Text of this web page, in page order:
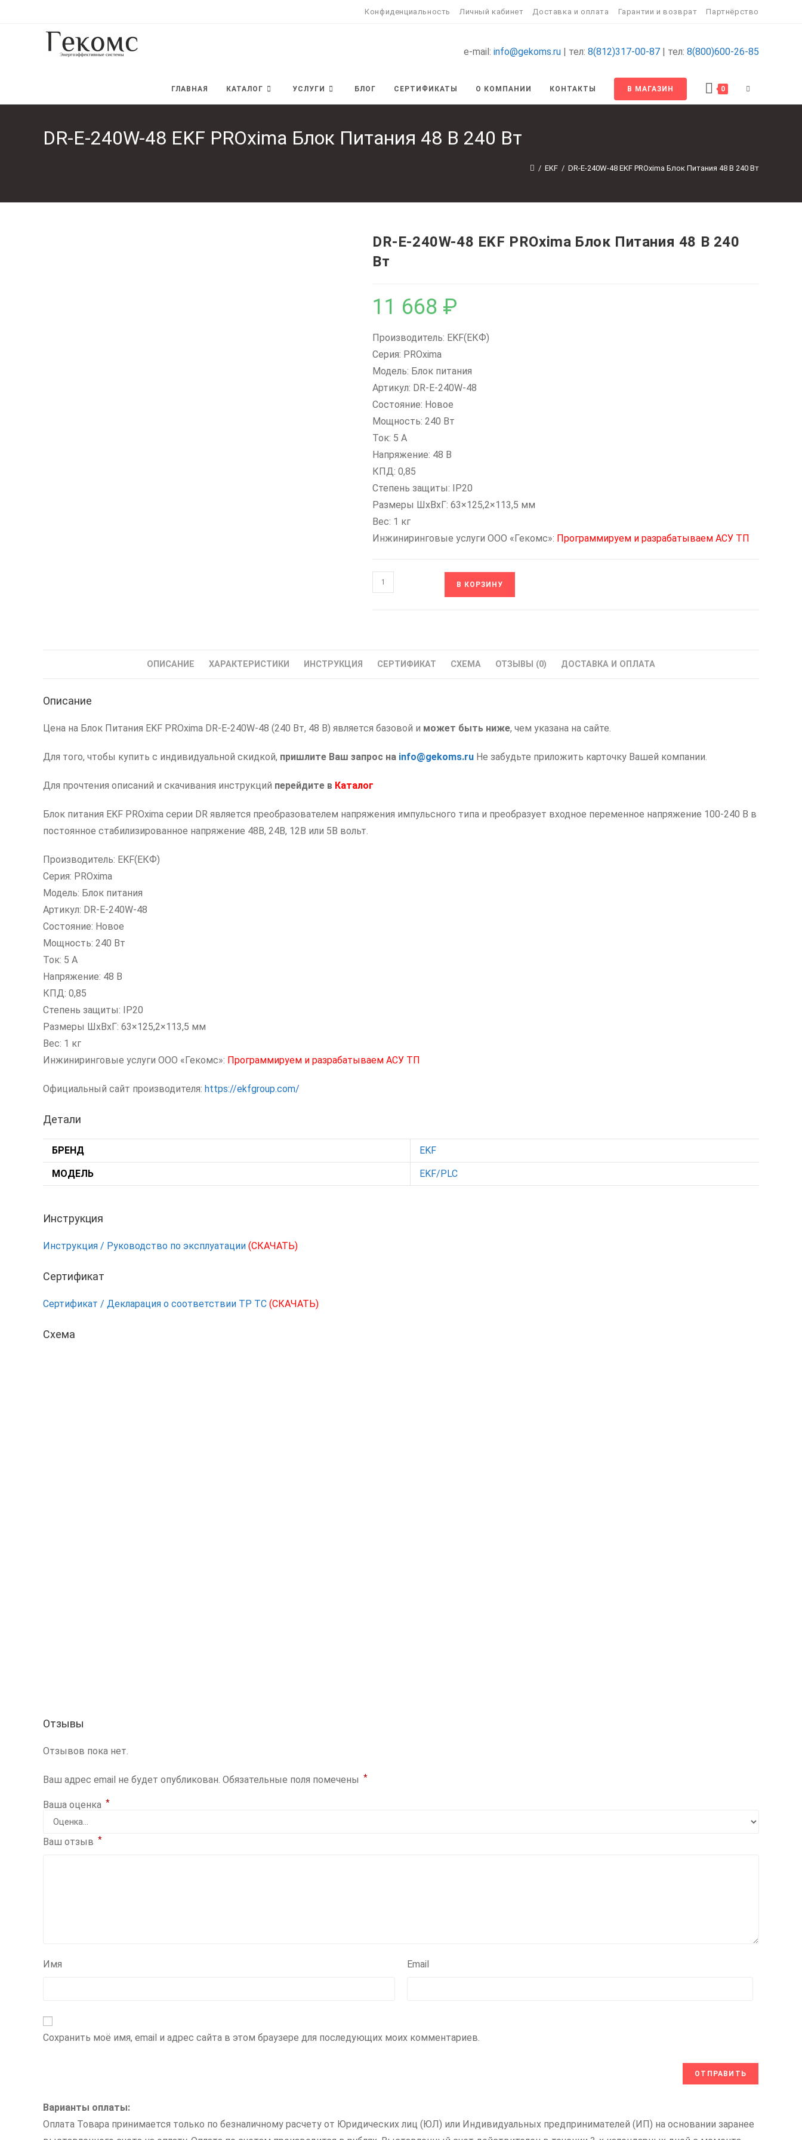
содержимому
Конфиденциальность Личный кабинет Доставка и оплата Гарантии и возврат Партнёрство
e-mail: info@gekoms.ru | тел: 8(812)317-00-87 | тел: 8(800)600-26-85
ГЛАВНАЯ КАТАЛОГ УСЛУГИ БЛОГ СЕРТИФИКАТЫ О КОМПАНИИ КОНТАКТЫ В МАГАЗИН 0
DR-E-240W-48 EKF PROxima Блок Питания 48 В 240 Вт
/ EKF / DR-E-240W-48 EKF PROxima Блок Питания 48 В 240 Вт
DR-E-240W-48 EKF PROxima Блок Питания 48 В 240
Вт
11 668 ₽
Производитель: EKF(ЕКФ)
Серия: PROxima
Модель: Блок питания
Артикул: DR-E-240W-48
Состояние: Новое
Мощность: 240 Вт
Ток: 5 А
Напряжение: 48 В
КПД: 0,85
Степень защиты: IP20
Размеры ШxВxГ: 63×125,2×113,5 мм
Вес: 1 кг
Инжиниринговые услуги ООО «Гекомс»: Программируем и разрабатываем АСУ ТП
Количество
товара
EKF
48
240
В КОРЗИНУ
ОПИСАНИЕ ХАРАКТЕРИСТИКИ ИНСТРУКЦИЯ СЕРТИФИКАТ СХЕМА ОТЗЫВЫ (0) ДОСТАВКА И ОПЛАТА
Описание
Цена на Блок Питания EKF PROxima DR-E-240W-48 (240 Вт, 48 В) является базовой и может быть ниже, чем указана на сайте.
Для того, чтобы купить с индивидуальной скидкой, пришлите Ваш запрос на info@gekoms.ru Не забудьте приложить карточку Вашей компании.
Для прочтения описаний и скачивания инструкций перейдите в Каталог
Блок питания EKF PROxima серии DR является преобразователем напряжения импульсного типа и преобразует входное переменное напряжение 100-240 В в
постоянное стабилизированное напряжение 48В, 24В, 12В или 5В вольт.
Производитель: EKF(ЕКФ)
Серия: PROxima
Модель: Блок питания
Артикул: DR-E-240W-48
Состояние: Новое
Мощность: 240 Вт
Ток: 5 А
Напряжение: 48 В
КПД: 0,85
Степень защиты: IP20
Размеры ШxВxГ: 63×125,2×113,5 мм
Вес: 1 кг
Инжиниринговые услуги ООО «Гекомс»: Программируем и разрабатываем АСУ ТП
Официальный сайт производителя: https://ekfgroup.com/
Детали
БРЕНД EKF
МОДЕЛЬ EKF/PLC
Инструкция
Инструкция / Руководство по эксплуатации (СКАЧАТЬ)
Сертификат
Сертификат / Декларация о соответствии ТР ТС (СКАЧАТЬ)
Схема
Отзывы
Отзывов пока нет.
Ваш адрес email не будет опубликован. Обязательные поля помечены *
Ваша оценка *
Ваш отзыв *
Имя Email
Сохранить моё имя, email и адрес сайта в этом браузере для последующих моих комментариев.
Варианты оплаты:
Оплата Товара принимается только по безналичному расчету от Юридических лиц (ЮЛ) или Индивидуальных предпринимателей (ИП) на основании заранее